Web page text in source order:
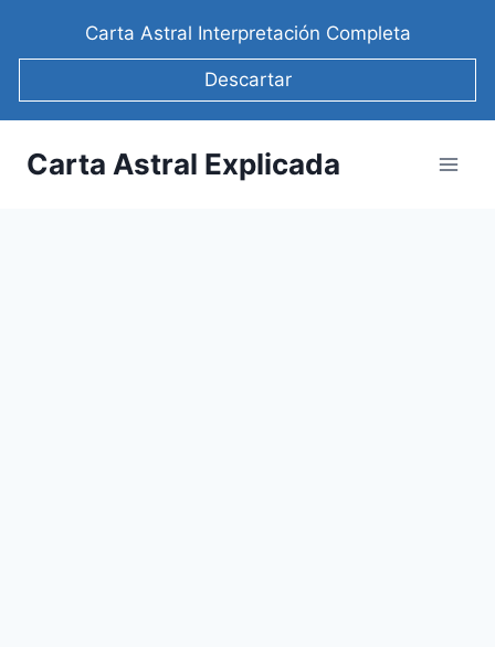
Carta Astral Interpretación Completa
Descartar
Carta Astral Explicada